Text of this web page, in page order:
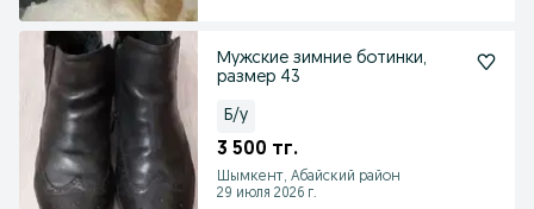
Мужские зимние ботинки,
размер 43
Б/у
3 500 тг.
Шымкент, Абайский район
29 июля 2026 г.